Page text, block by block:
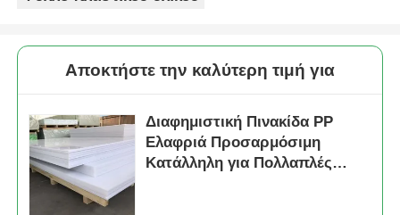
Αποκτήστε την καλύτερη τιμή για
Διαφημιστική Πινακίδα PP
Ελαφριά Προσαρμόσιμη
Κατάλληλη για Πολλαπλές